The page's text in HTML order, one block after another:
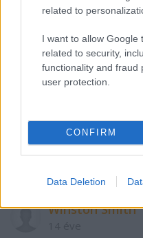
related to
I want to allow Google
related to security,
functionality and fraud
user protection.
CONFIRM
Data Deletion
@Schindlеr Pistája:
nőnek ?
Mi vagy Te ? Hogy
Legalább egy nővel
Félelmetes kik
Winston Smith